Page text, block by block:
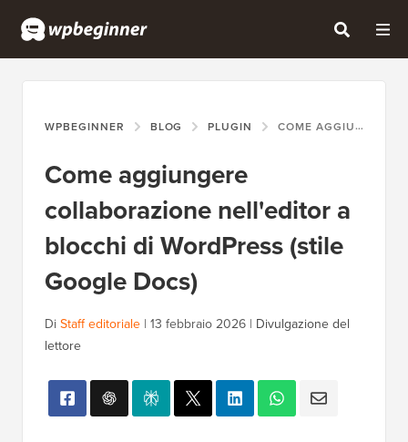
WPBEGINNER BLOG PLUGIN COME AGGIUNGERE COLLABORAZIONE NELL'EDITOR A BLOCCHI DI WORDPRESS (STILE GOOGLE DOCS)
Come aggiungere
collaborazione nell'editor a
blocchi di WordPress (stile
Google Docs)
DiStaff editoriale | 13 febbraio 2026 | Divulgazione del
lettore